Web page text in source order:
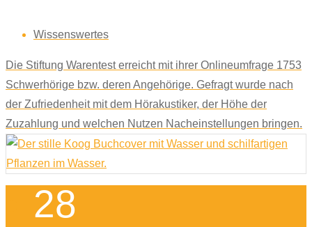
Wissenswertes
Die Stiftung Warentest erreicht mit ihrer Onlineumfrage 1753
Schwerhörige bzw. deren Angehörige. Gefragt wurde nach
der Zufriedenheit mit dem Hörakustiker, der Höhe der
Zuzahlung und welchen Nutzen Nacheinstellungen bringen.
28